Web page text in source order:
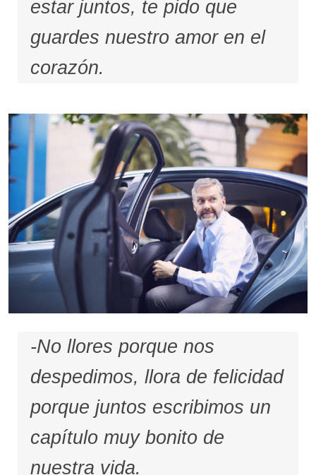
estar juntos, te pido que
guardes nuestro amor en el
corazón.
-No llores porque nos
despedimos, llora de felicidad
porque juntos escribimos un
capítulo muy bonito de
nuestra vida.